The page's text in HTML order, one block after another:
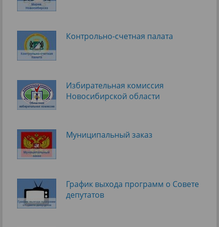
Контрольно-счетная палата
Избирательная комиссия
Новосибирской области
Муниципальный заказ
График выхода программ о Cовете
депутатов